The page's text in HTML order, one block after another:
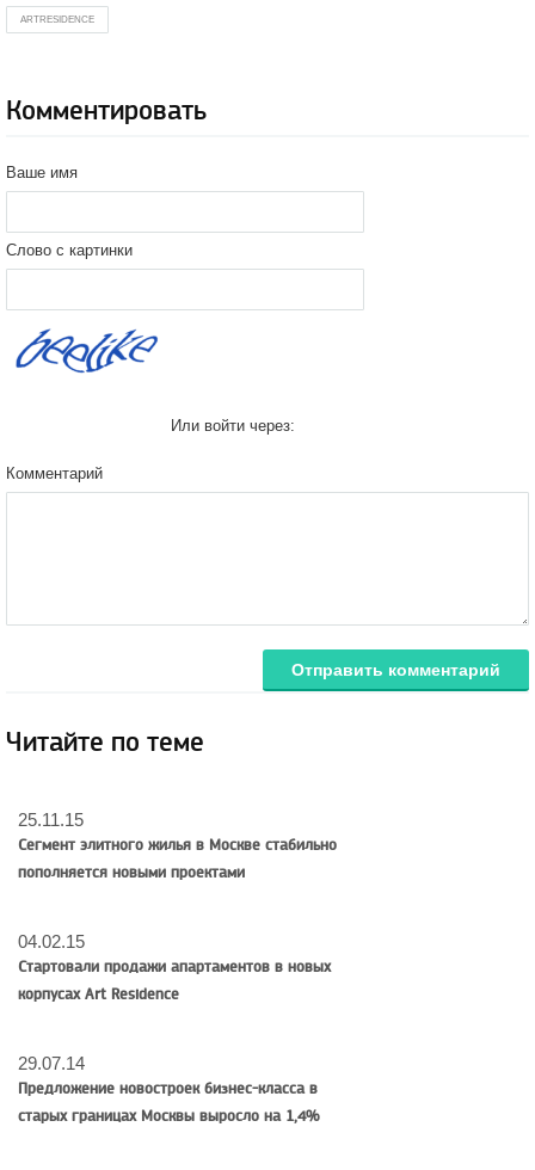
ARTRESIDENCE
Комментировать
Ваше имя
Слово с картинки
Или войти через:
Комментарий
Отправить комментарий
Читайте по теме
25.11.15
Сегмент элитного жилья в Москве стабильно
пополняется новыми проектами
04.02.15
Стартовали продажи апартаментов в новых
корпусах Art Residence
29.07.14
Предложение новостроек бизнес-класса в
старых границах Москвы выросло на 1,4%